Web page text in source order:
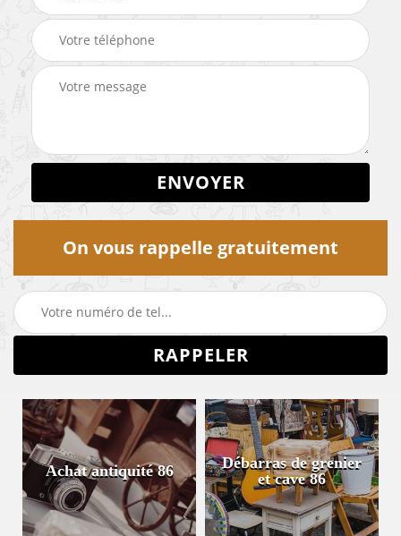
On vous rappelle gratuitement
Achat antiquité 86
Débarras de grenier
et cave 86